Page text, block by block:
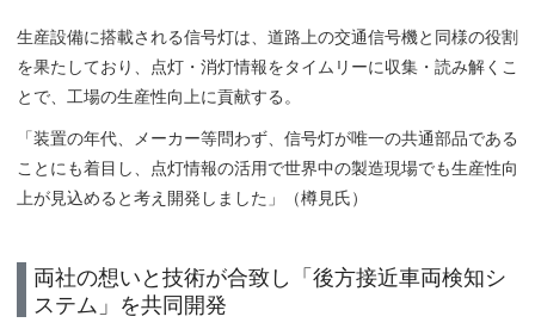
生産設備に搭載される信号灯は、道路上の交通信号機と同様の役割
を果たしており、点灯・消灯情報をタイムリーに収集・読み解くこ
とで、工場の生産性向上に貢献する。
「装置の年代、メーカー等問わず、信号灯が唯一の共通部品である
ことにも着目し、点灯情報の活用で世界中の製造現場でも生産性向
上が見込めると考え開発しました」（樽見氏）
両社の想いと技術が合致し「後方接近車両検知シ
ステム」を共同開発